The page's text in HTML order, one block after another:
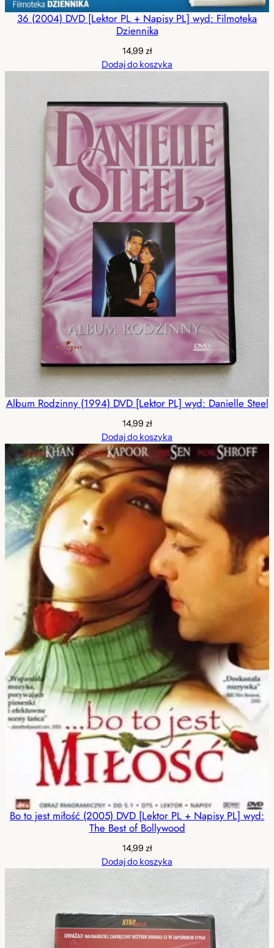
36 (2004) DVD [Lektor PL + Napisy PL] wyd: Filmoteka
Dziennika
14,99 zł
Dodaj do koszyka
Album Rodzinny (1994) DVD [Lektor PL] wyd: Danielle Steel
14,99 zł
Dodaj do koszyka
Bo to jest miłość (2005) DVD [Lektor PL + Napisy PL] wyd:
The Best of Bollywood
14,99 zł
Dodaj do koszyka